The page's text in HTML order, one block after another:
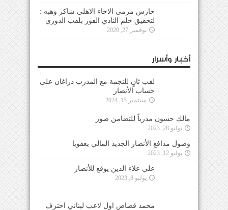
حارس مرمى الاخاء الاهلي شاكر وهبه :
لتحقيق حلم النادي الفوز بلقب الدوري
نوفمبر 27, 2020
أخبار وأسرار
لقب ثانٍ للنجمة مع المدرب دراغان على
حساب الأنصار
سبتمبر 15, 2024
مالك حسون مدرباً للتضامن صور
يوليو 28, 2023
وصول مدافع الأنصار الجديد المالي يعقوبا
يوليو 12, 2023
علي علاء الدين يوقع للأنصار
يوليو 8, 2023
محمد قصاص اول لاعب لبناني احترف